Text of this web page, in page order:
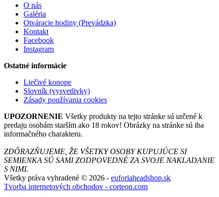
O nás
Galéria
Otváracie hodiny (Prevádzka)
Kontakt
Facebook
Instagram
Ostatné informácie
Liečivé konope
Slovník (vysvetlivky)
Zásady používania cookies
UPOZORNENIE Všetky produkty na tejto stránke sú určené k
predaju osobám starším ako 18 rokov! Obrázky na stránke sú iba
informačného charakteru.
ZDÔRAZŇUJEME, ŽE VŠETKY OSOBY KUPUJÚCE SI
SEMIENKA SÚ SAMI ZODPOVEDNÉ ZA SVOJE NAKLADANIE
S NIMI.
Všetky práva vyhradené © 2026 - euforiaheadshop.sk
Tvorba internetových obchodov - corteon.com